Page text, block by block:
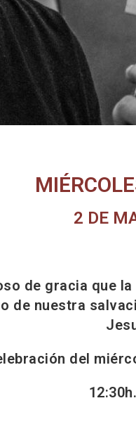
2 DE
de gracia que
de nuestra
del